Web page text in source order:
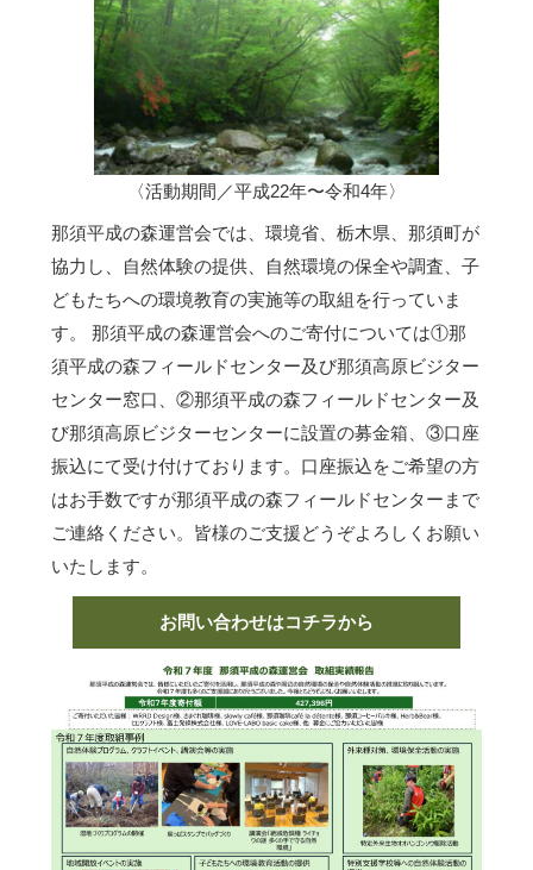
〈活動期間／平成22年〜令和4年〉
那須平成の森運営会では、環境省、栃木県、那須町が
協力し、自然体験の提供、自然環境の保全や調査、子
どもたちへの環境教育の実施等の取組を行っていま
す。 那須平成の森運営会へのご寄付については①那
須平成の森フィールドセンター及び那須高原ビジター
センター窓口、②那須平成の森フィールドセンター及
び那須高原ビジターセンターに設置の募金箱、③口座
振込にて受け付けております。口座振込をご希望の方
はお手数ですが那須平成の森フィールドセンターまで
ご連絡ください。皆様のご支援どうぞよろしくお願い
いたします。
お問い合わせはコチラから